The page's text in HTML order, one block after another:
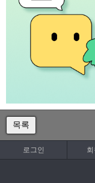
목록
로그인